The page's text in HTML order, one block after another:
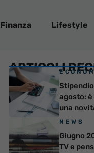
Finanza Lifestyle
ARTICOLI
agosto:
una
NEWS
Giugno
TV e